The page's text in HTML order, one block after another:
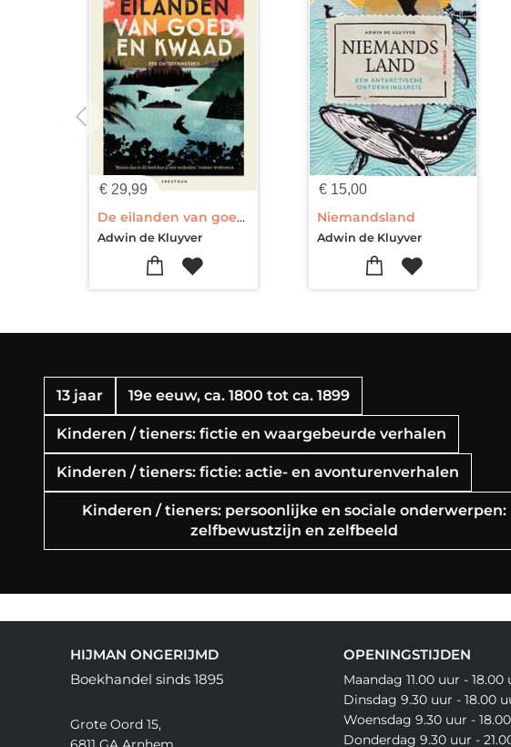
€ 29,99
De eilanden van goed en kwaad
Adwin de Kluyver
€15,00
Niemandsland
Adwin de Kluyver
13 jaar 19e eeuw, ca. 1800 tot ca. 1899
Kinderen / tieners: fictie en waargebeurde verhalen
Kinderen / tieners: fictie: actie- en avonturenverhalen
Kinderen / tieners: persoonlijke en sociale onderwerpen:
zelfbewustzijn en zelfbeeld
HIJMAN ONGERIJMD
Boekhandel sinds 1895
Grote Oord 15,
OPENINGSTIJDEN
Maandag 11.00 uur - 18.00
Dinsdag 9.30 uur - 18.00
Woensdag 9.30 uur -
Donderdag 9.30 uur -